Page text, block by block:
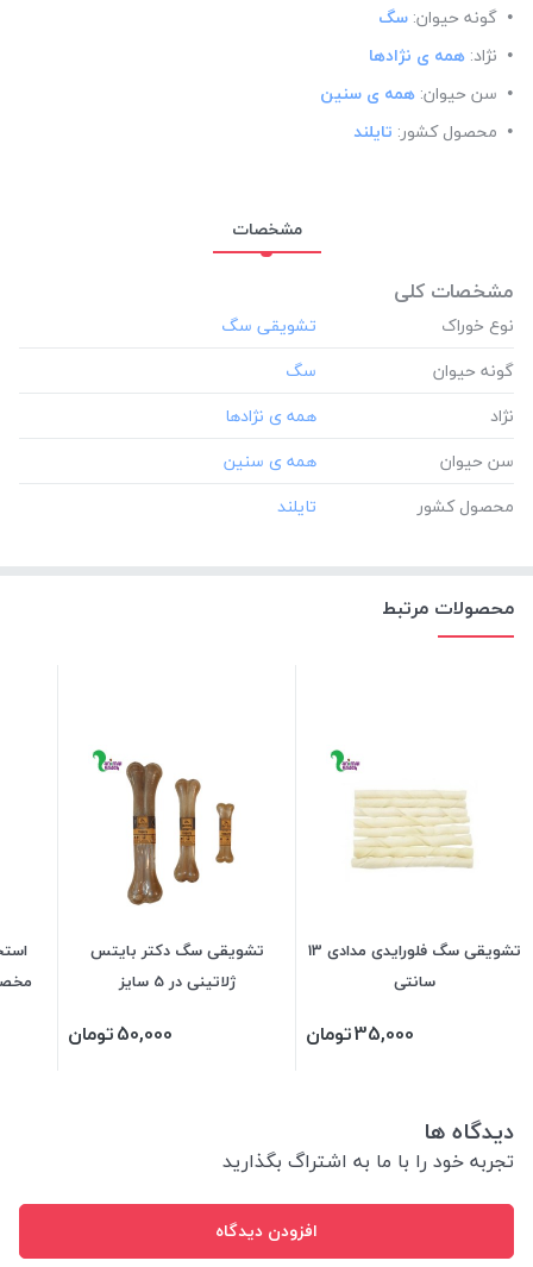
گونه حیوان: سگ
نژاد: همه ی نژادها
سن حیوان: همه ی سنین
محصول کشور: تایلند
مشخصات
مشخصات کلی
نوع خوراک
گونه حیوان
نژاد
سن حیوان
محصول کشور
محصولات مرتبط
تشویقی سگ فلورایدی مدادی 13
سانتی
35,000تومان
تشویقی سگ دکتر بایتس
ژلاتینی در 5 سایز
50,000تومان
دیدگاه ها
تجربه خود را با ما به اشتراگ بگذارید
افزودن دیدگاه